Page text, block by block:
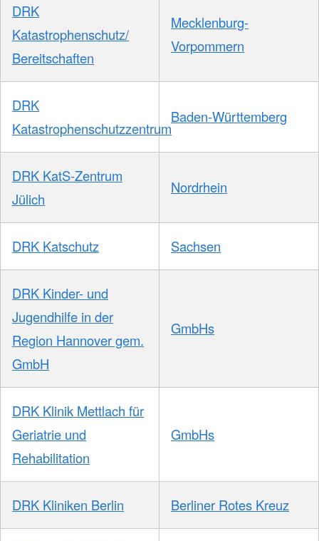
DRK
Katastrophenschutz/
Bereitschaften
Mecklenburg-
Vorpommern
DRK
Katastrophenschutzzentrum
Baden-Württemberg
DRK KatS-Zentrum
Jülich
Nordrhein
DRK Katschutz Sachsen
DRK Kinder- und
Jugendhilfe in der
Region Hannover gem.
GmbH
GmbHs
DRK Klinik Mettlach für
Geriatrie und
Rehabilitation
GmbHs
DRK Kliniken Berlin Berliner Rotes Kreuz